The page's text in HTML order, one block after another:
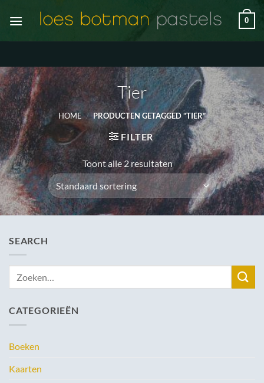
naar
0
Tier
HOME / PRODUCTEN GETAGGED “TIER”
FILTER
Toont alle 2 resultaten
SEARCH
CATEGORIEËN
Boeken
Kaarten